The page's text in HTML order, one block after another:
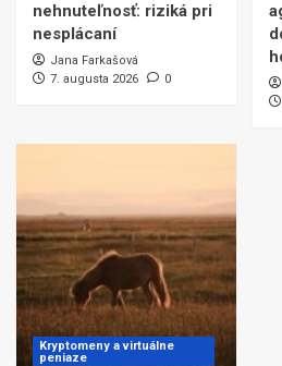
nehnuteľnosť: riziká pri
nesplácaní
Jana Farkašová
7. augusta 2026
0
Kryptomeny a virtuálne
peniaze